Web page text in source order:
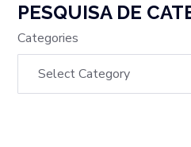
PESQUISA DE
Categories